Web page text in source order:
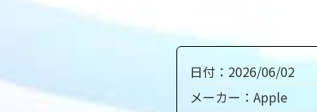
日付：2026/06/02
メーカー：Apple